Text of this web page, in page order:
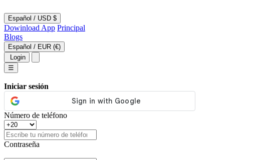
Español / USD $
Dowinload App Principal
Blogs
Español / EUR (€)
Login
☰
Iniciar sesión
Número de teléfono
Contraseña